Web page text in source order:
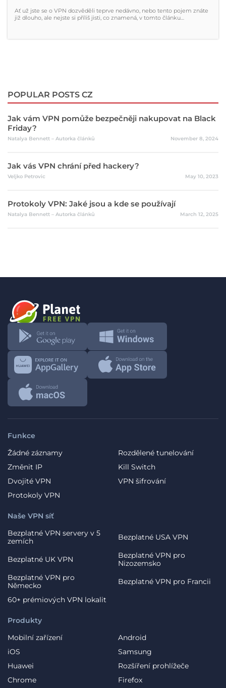
Ať už jste se o VPN dozvěděli teprve nedávno, nebo tento pojem znáte
již dlouho, ale nejste si příliš jisti, co znamená, v tomto článku…
POPULAR POSTS CZ
Jak vám VPN pomůže bezpečněji nakupovat na Black
Friday?
Natalya Bennett – Autorka článků November 8, 2024
Jak vás VPN chrání před hackery?
Veljko Petrovic May 10, 2023
Protokoly VPN: Jaké jsou a kde se používají
Natalya Bennett – Autorka článků March 12, 2025
Funkce
Žádné záznamy
Rozdělené tunelování
Změnit IP
Kill Switch
Dvojité VPN
VPN šifrování
Protokoly VPN
Produkty
Mobilní zařízení
Android
iOS
Samsung
Huawei
Rozšíření prohlížeče
Chrome
Firefox
Naše VPN síť
Bezplatné VPN servery v 5
zemích
Bezplatné USA VPN
Bezplatné UK VPN
Bezplatné VPN pro
Nizozemsko
Bezplatné VPN pro
Německo
Bezplatné VPN pro Francii
60+ prémiových VPN lokalit